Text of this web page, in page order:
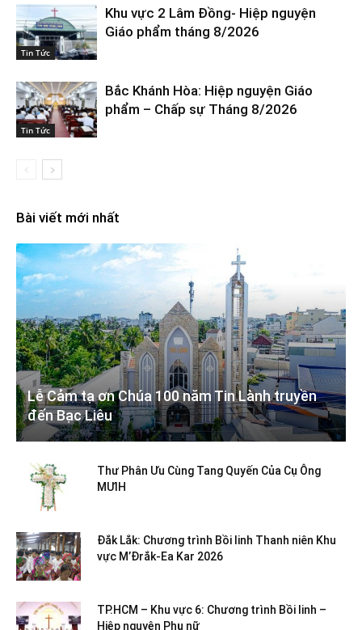
Tin Tức
Khu vực 2 Lâm Đồng- Hiệp nguyện
Giáo phẩm tháng 8/2026
Tin Tức
Bắc Khánh Hòa: Hiệp nguyện Giáo
phẩm – Chấp sự Tháng 8/2026
Bài viết mới nhất
Lễ Cảm tạ ơn Chúa 100 năm Tin Lành truyền
đến Bạc Liêu
Thư Phân Ưu Cùng Tang Quyến Của Cụ Ông
MƯIH
Đắk Lắk: Chương trình Bồi linh Thanh niên Khu
vực M’Đrắk-Ea Kar 2026
TP.HCM – Khu vực 6: Chương trình Bồi linh –
Hiệp nguyện Phụ nữ